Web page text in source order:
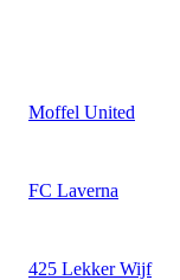
Moffel United
FC Laverna
425 Lekker Wijf